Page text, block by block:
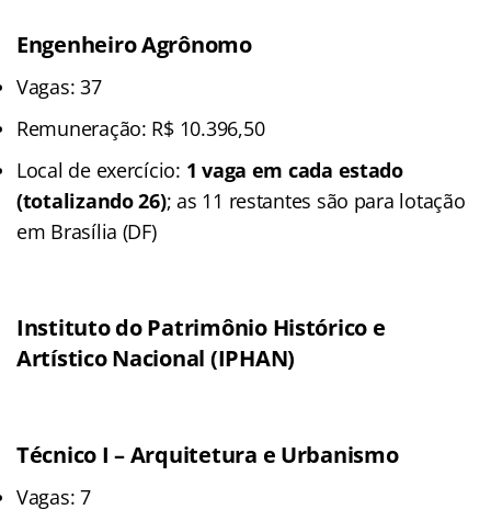
Engenheiro Agrônomo
Vagas: 37
Remuneração: R$ 10.396,50
Local de exercício: 1 vaga em cada estado
(totalizando 26); as 11 restantes são para lotação
em Brasília (DF)
Instituto do Patrimônio Histórico e
Artístico Nacional (IPHAN)
Técnico I – Arquitetura e Urbanismo
Vagas: 7